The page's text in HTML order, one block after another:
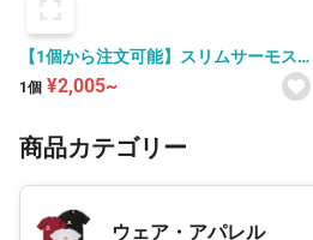
【1個から注文可能】スリムサーモス
テンレスボトル 200ml/300ml/500ml
1個 ¥2,005~
商品カテゴリー
ウェア・アパレル